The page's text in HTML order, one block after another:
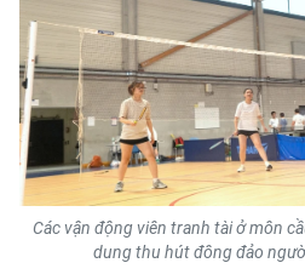
NHÂN DÂN CUỐI TUẦN
NHÂN DÂN HẰNG THÁNG
MUA BÁO
ĐỌC BÁO IN
Các vận động viên tranh tài ở môn
dung thu hút đông đảo